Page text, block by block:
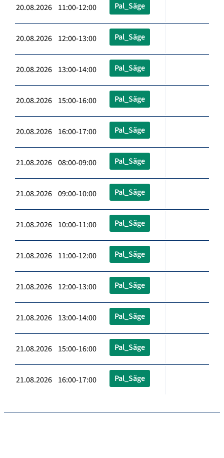
20.08.2026 11:00-12:00 Pal_Säge
20.08.2026 12:00-13:00 Pal_Säge
20.08.2026 13:00-14:00 Pal_Säge
20.08.2026 15:00-16:00 Pal_Säge
20.08.2026 16:00-17:00 Pal_Säge
21.08.2026 08:00-09:00 Pal_Säge
21.08.2026 09:00-10:00 Pal_Säge
21.08.2026 10:00-11:00 Pal_Säge
21.08.2026 11:00-12:00 Pal_Säge
21.08.2026 12:00-13:00 Pal_Säge
21.08.2026 13:00-14:00 Pal_Säge
21.08.2026 15:00-16:00 Pal_Säge
21.08.2026 16:00-17:00 Pal_Säge